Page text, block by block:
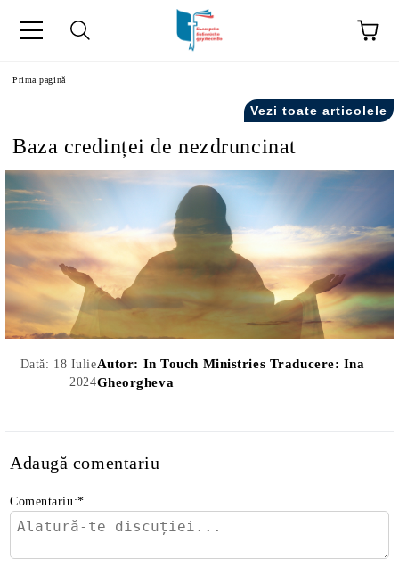
Prima pagină
Vezi toate articolele
Baza credinței de nezdruncinat
Dată: 18 Iulie
2024
Autor: In Touch Ministries Traducere: Ina
Gheorgheva
Adaugă comentariu
Comentariu:*